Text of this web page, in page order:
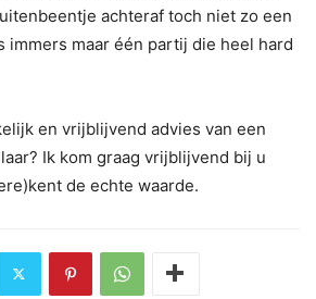
achteraf toch niet zo een
immers maar één partij die heel hard
en vrijblijvend advies van een
Ik kom graag vrijblijvend bij u
de echte waarde.